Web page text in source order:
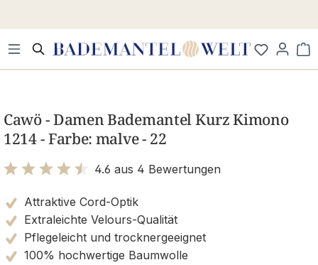
Cawö - Damen Bademantel Kurz Kimono
1214 - Farbe: malve - 22
4.6 aus 4 Bewertungen
Attraktive Cord-Optik
Extraleichte Velours-Qualität
Pflegeleicht und trocknergeeignet
100% hochwertige Baumwolle